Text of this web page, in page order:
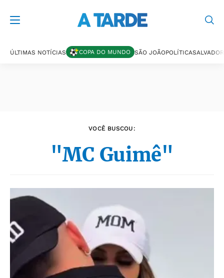
ÚLTIMAS NOTÍCIAS COPA DO MUNDO SÃO JOÃOPOLÍTICASALVADOR
VOCÊ BUSCOU:
"MC Guimê"